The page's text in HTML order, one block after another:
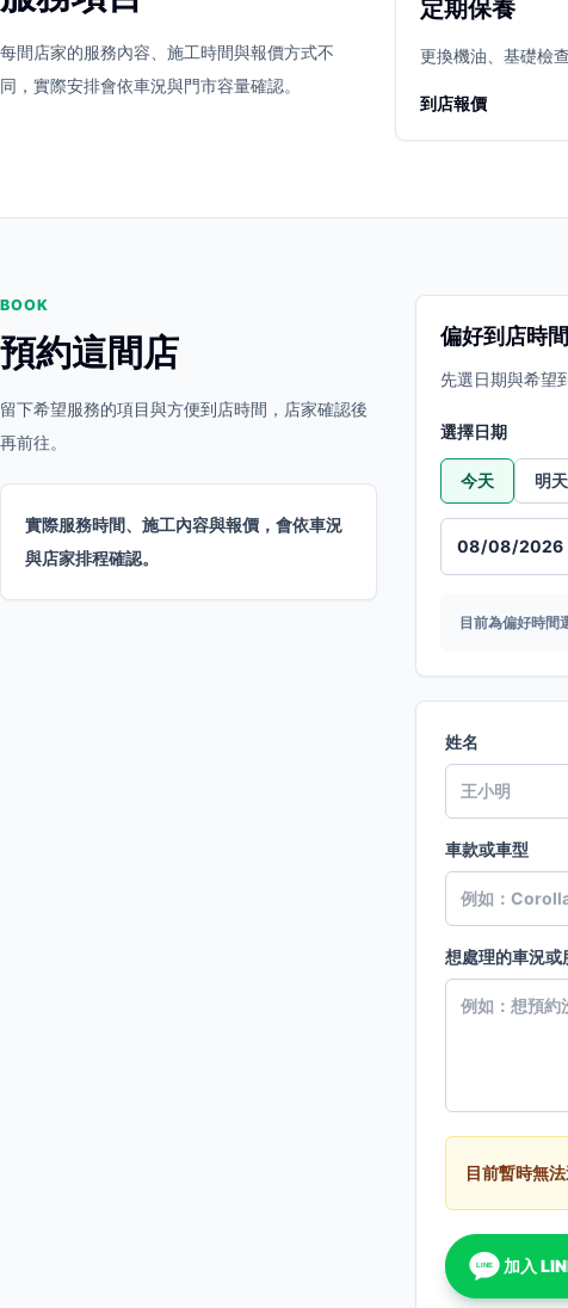
立即預約 開啟地圖 其他店家
每間店家的服務內容、施工時間與報價方式不
同，實際安排會依車況與門市容量確認。
定期保養
更換機油、基礎檢
到店報價
BOOK
預約這間店
留下希望服務的項目與方便到店時間，店家確認後
再前往。
實際服務時間、施工內容與報價，會依車況
與店家排程確認。
偏好到店時間
先選日期與希望
選擇日期
今天 明天
目前為偏好時間
姓名
車款或車型
想處理的車況或
目前暫時無
LINE 加入